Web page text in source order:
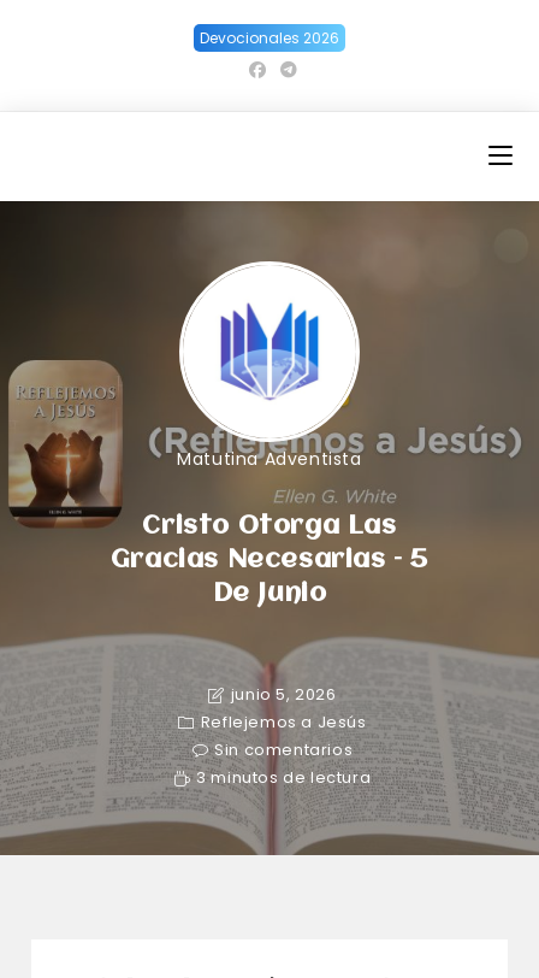
Devocionales 2026
Matutina Adventista
Cristo Otorga Las
Gracias Necesarias – 5
De Junio
junio 5, 2026
Reflejemos a Jesús
Sin comentarios
3 minutos de lectura